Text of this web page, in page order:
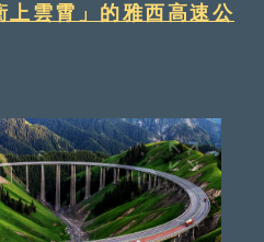
上雲霄」的雅西高速公